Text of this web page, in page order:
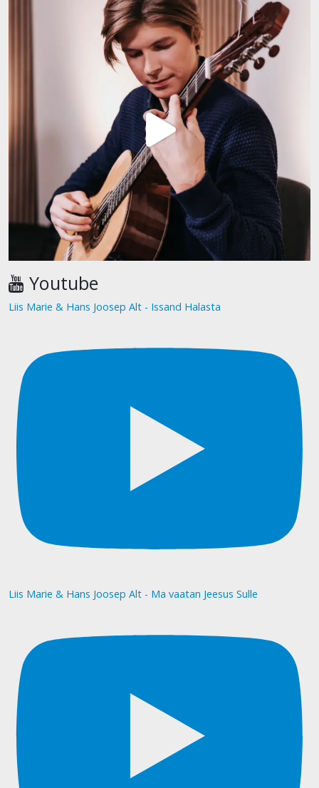
Youtube
Liis Marie & Hans Joosep Alt - Issand Halasta
Liis Marie & Hans Joosep Alt - Ma vaatan Jeesus Sulle